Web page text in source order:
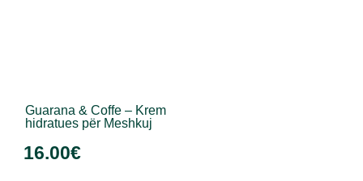
Guarana & Coffe – Krem
hidratues për Meshkuj
16.00€